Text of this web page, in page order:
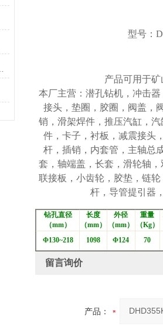
型号：
产品可用于
本厂主营： 潜孔钻机，冲击
接头，垫圈，胶圈，阀盖，
销，滑架焊件，推压汽缸，
件，卡子，衬板，减震接头
杆，插销，内套管，主轴总
套，轴端盖，长套，滑轮轴
联接板，小齿轮，胶垫，链
杆，导管提引器
钻孔直径
（mm）
长度
（mm）
外径
（mm）
重量
（Kg）
Φ130~218 1098 Φ124 70
留言询价
产品：